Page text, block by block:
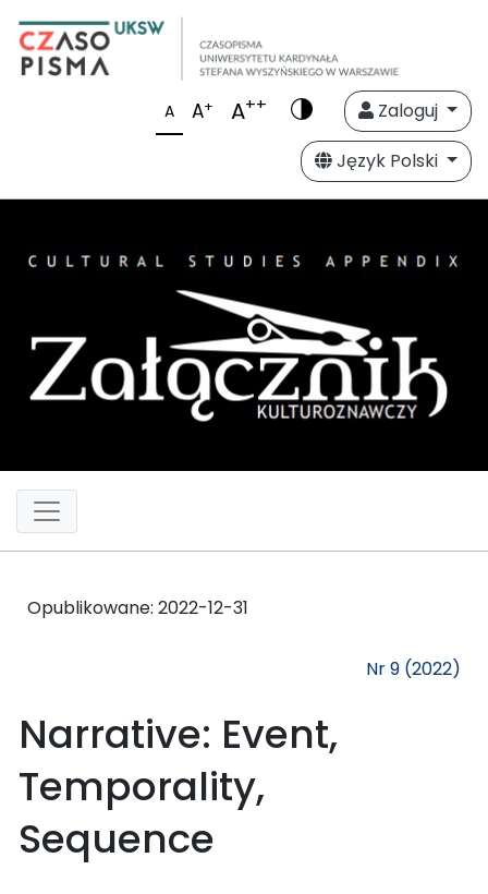
A A+ A++
Zaloguj
Język Polski
Opublikowane: 2022-12-31
Nr 9 (2022)
Narrative: Event,
Temporality,
Sequence